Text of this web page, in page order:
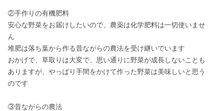
②手作りの有機肥料
安心な野菜をお届けしたいので、農薬は化学肥料は一切使いませ
ん
堆肥は落ち葉から作る昔ながらの農法を受け継いでいます
おかげで、草取りは大変で、思い通りに野菜が成長しないことも
ありますが、やっぱり手間をかけて作った野菜は美味しいと思う
のです
③昔ながらの農法